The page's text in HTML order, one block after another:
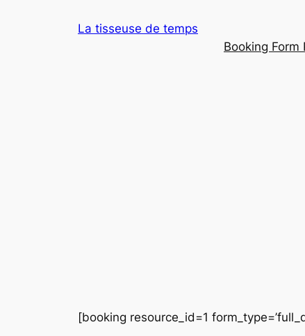
La tisseuse de temps
Booking Form
[booking resource_id=1